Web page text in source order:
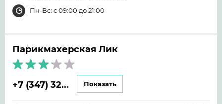
Пн-Вс: с 09:00 до 21:00
Парикмахерская Лик
+7 (347) 32... Показать